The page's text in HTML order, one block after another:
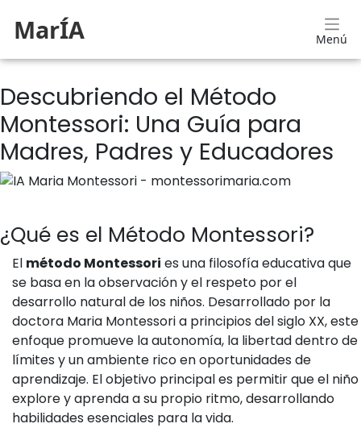
MarÍA Menú
Descubriendo el Método
Montessori: Una Guía para
Madres, Padres y Educadores
¿Qué es el Método Montessori?
El método Montessori es una filosofía educativa que
se basa en la observación y el respeto por el
desarrollo natural de los niños. Desarrollado por la
doctora Maria Montessori a principios del siglo XX, este
enfoque promueve la autonomía, la libertad dentro de
límites y un ambiente rico en oportunidades de
aprendizaje. El objetivo principal es permitir que el niño
explore y aprenda a su propio ritmo, desarrollando
habilidades esenciales para la vida.